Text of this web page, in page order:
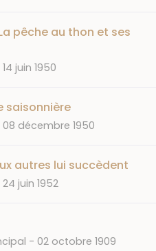
pêche au thon et ses
DATE
14 juin 1950
saisonnière
DATE
08 décembre 1950
autres lui succèdent
DATE
24 juin 1952
DATE
02 octobre 1909